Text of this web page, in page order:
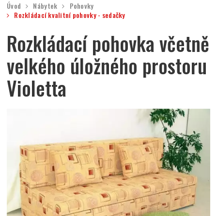
Úvod Nábytek
Pohovky
Rozkládací kvalitní pohovky - sedačky
Rozkládací pohovka včetně
velkého úložného prostoru
Violetta